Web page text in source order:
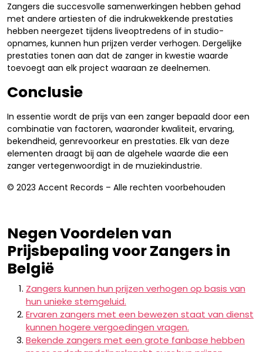
Zangers die succesvolle samenwerkingen hebben gehad
met andere artiesten of die indrukwekkende prestaties
hebben neergezet tijdens liveoptredens of in studio-
opnames, kunnen hun prijzen verder verhogen. Dergelijke
prestaties tonen aan dat de zanger in kwestie waarde
toevoegt aan elk project waaraan ze deelnemen.
Conclusie
In essentie wordt de prijs van een zanger bepaald door een
combinatie van factoren, waaronder kwaliteit, ervaring,
bekendheid, genrevoorkeur en prestaties. Elk van deze
elementen draagt bij aan de algehele waarde die een
zanger vertegenwoordigt in de muziekindustrie.
© 2023 Accent Records – Alle rechten voorbehouden
Negen Voordelen van
Prijsbepaling voor Zangers in
België
Zangers kunnen hun prijzen verhogen op basis van
hun unieke stemgeluid.
Ervaren zangers met een bewezen staat van dienst
kunnen hogere vergoedingen vragen.
Bekende zangers met een grote fanbase hebben